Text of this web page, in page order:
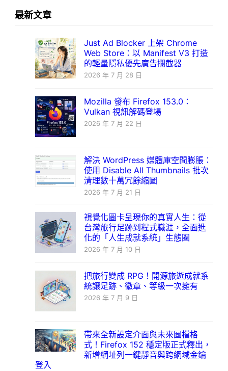
最新文章
Just Ad Blocker 上架 Chrome
Web Store：以 Manifest V3 打造
的輕量隱私優先廣告攔截器
2026 年 7 月 28 日
Mozilla 發布 Firefox 153.0：
Vulkan 視訊解碼登場
2026 年 7 月 22 日
解決 WordPress 媒體庫空間膨脹：
使用 Disable All Thumbnails 批次
清理數十萬冗餘縮圖
2026 年 7 月 21 日
視覺化圖卡呈現你的真實人生：從
台灣旅行足跡到程式職涯，全面進
化的「人生成就系統」生態圈
2026 年 7 月 10 日
把旅行變成 RPG！開源旅遊成就系
統讓足跡、徽章、等級一次擁有
2026 年 7 月 9 日
帶來全新設定介面與未來圖檔格
式！Firefox 152 穩定版正式釋出，
新增網址列一鍵靜音與跨網域金鑰
登入